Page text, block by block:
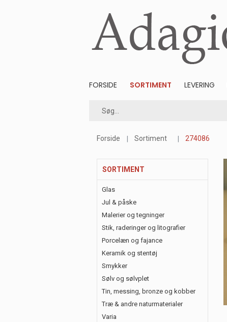
FORSIDE SORTIMENT LEVERING
Forside Sortiment 274086
SORTIMENT
Glas
Jul & påske
Malerier og tegninger
Stik, raderinger og litografier
Porcelæn og fajance
Keramik og stentøj
Smykker
Sølv og sølvplet
Tin, messing, bronze og kobber
Træ & andre naturmaterialer
Varia